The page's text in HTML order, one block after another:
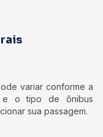
variar conforme a
e o tipo de ônibus
sua passagem.